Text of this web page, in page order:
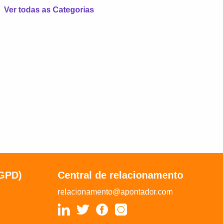
Ver todas as Categorias
Central de relacionamento
relacionamento@apontador.com